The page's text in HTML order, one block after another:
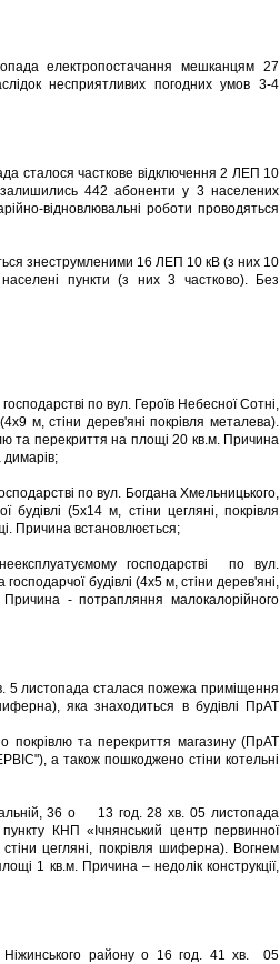
електропостачання мешканцям 27
несприятливих погодних умов 3-4
сталося часткове відключення 2 ЛЕП 10
442 абоненти у 3 населених
відновлювальні роботи проводяться
знеструмленими 16 ЛЕП 10 кВ (з них 10
пункти (з них 3 частково). Без
по вул. Героїв Небесної Сотні,
м, стіни дерев'яні покрівля металева).
та перекриття на площі 20 кв.м. Причина
димарів;
по вул. Богдана Хмельницького,
(5х14 м, стіни цегляні, покрівля
Причина встановлюється;
господарстві по вул.
будівлі (4х5 м, стіни дерев'яні,
- потрапляння малокалорійного
5 листопада сталася пожежа приміщення
яка знаходиться в будівлі ПрАТ
покрівлю та перекриття магазину (ПрАТ
а також пошкоджено стіни котельні
36 о 13 год. 28 хв. 05 листопада
КНП «Ічнянський центр первинної
стіни цегляні, покрівля шиферна). Вогнем
1 кв.м. Причина – недолік конструкції,
Ніжинського району о 16 год. 41 хв. 05